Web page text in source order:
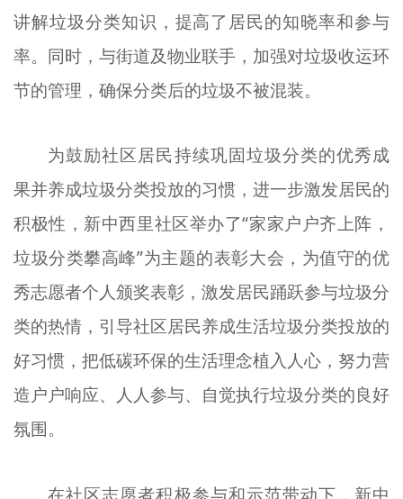
讲解垃圾分类知识，提高了居民的知晓率和参与
率。同时，与街道及物业联手，加强对垃圾收运环
节的管理，确保分类后的垃圾不被混装。
为鼓励社区居民持续巩固垃圾分类的优秀成
果并养成垃圾分类投放的习惯，进一步激发居民的
积极性，新中西里社区举办了“家家户户齐上阵，
垃圾分类攀高峰”为主题的表彰大会，为值守的优
秀志愿者个人颁奖表彰，激发居民踊跃参与垃圾分
类的热情，引导社区居民养成生活垃圾分类投放的
好习惯，把低碳环保的生活理念植入人心，努力营
造户户响应、人人参与、自觉执行垃圾分类的良好
氛围。